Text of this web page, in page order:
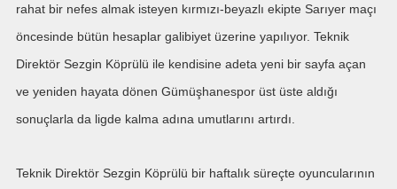
rahat bir nefes almak isteyen kırmızı-beyazlı ekipte Sarıyer maçı
öncesinde bütün hesaplar galibiyet üzerine yapılıyor. Teknik
Direktör Sezgin Köprülü ile kendisine adeta yeni bir sayfa açan
ve yeniden hayata dönen Gümüşhanespor üst üste aldığı
sonuçlarla da ligde kalma adına umutlarını artırdı.
Teknik Direktör Sezgin Köprülü bir haftalık süreçte oyuncularının